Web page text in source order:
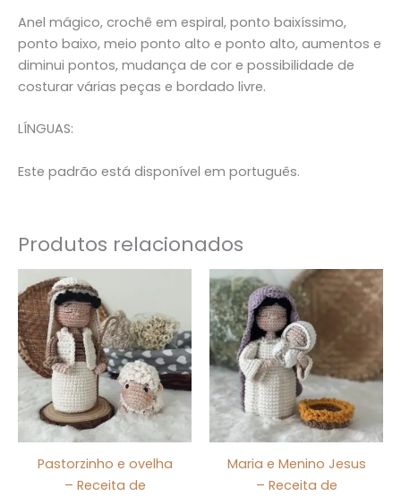
Anel mágico, crochê em espiral, ponto baixíssimo,
ponto baixo, meio ponto alto e ponto alto, aumentos e
diminui pontos, mudança de cor e possibilidade de
costurar várias peças e bordado livre.
LÍNGUAS:
Este padrão está disponível em português.
Produtos relacionados
Pastorzinho e ovelha
– Receita de
Maria e Menino Jesus
– Receita de